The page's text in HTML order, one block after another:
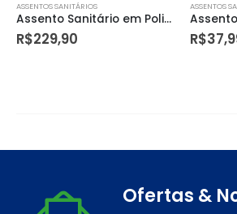
ASSENTOS SANITÁRIOS
Assento Sanitário em Polipropileno com Microban Monte Carlo Branco
R$229,90
ASSENTOS
R$
Ofertas &